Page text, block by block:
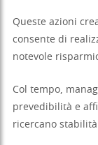
Queste azioni
consente di
notevole
Col tempo,
prevedibilità e
ricercano